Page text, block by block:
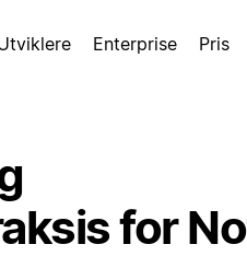
Enterprise Pris
for